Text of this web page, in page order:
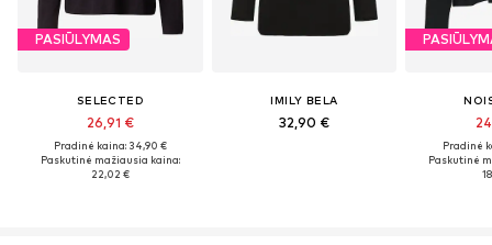
PASIŪLYMAS
SELECTED
26,91 €
Pradinė kaina: 34,90 €
Paskutinė mažiausia kaina:
22,02 €
IMILY BELA
32,90 €
Pradinė
Paskutinė